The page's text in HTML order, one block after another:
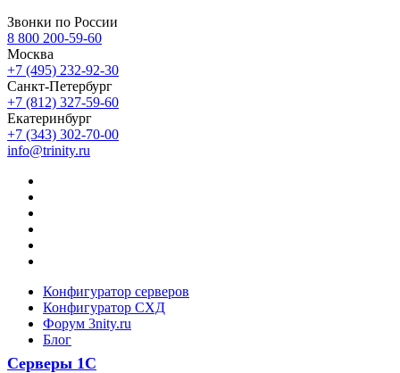
Звонки по России
8 800 200-59-60
Москва
+7 (495) 232-92-30
Санкт-Петербург
+7 (812) 327-59-60
Екатеринбург
+7 (343) 302-70-00
info@trinity.ru
Конфигуратор серверов
Конфигуратор СХД
Форум 3nity.ru
Блог
Серверы 1С